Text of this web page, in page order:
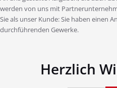
werden von uns mit
Sie als unser Kunde: Sie haben einen
durchführenden Gewerke.
Herzlich